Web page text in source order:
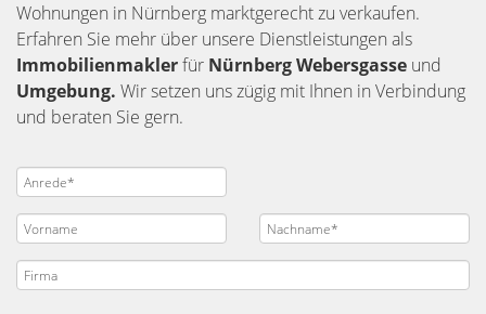
Wohnungen in Nürnberg marktgerecht zu verkaufen.
Erfahren Sie mehr über unsere Dienstleistungen als
Immobilienmaklerfür Nürnberg Webersgasse und
Umgebung. Wir setzen uns zügig mit Ihnen in Verbindung
und beraten Sie gern.